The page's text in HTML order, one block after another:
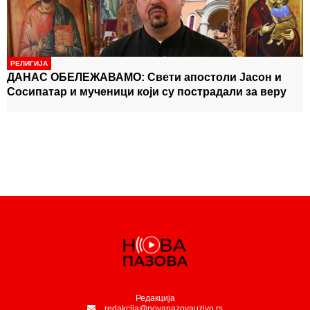
РЕЛИГИЈА
ДАНАС ОБЕЛЕЖАВАМО: Свети апостоли Јасон и
Сосипатар и мученици који су пострадали за веру
Редакција